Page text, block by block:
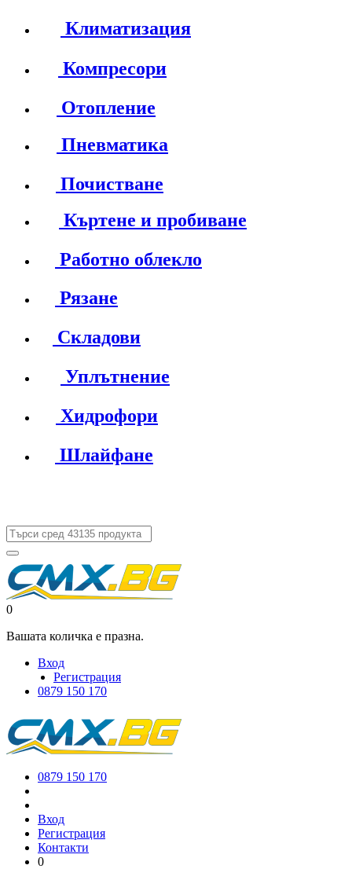
Климатизация
Компресори
Отопление
Пневматика
Почистване
Къртене и пробиване
Работно облекло
Рязане
Складови
Уплътнение
Хидрофори
Шлайфане
0
Вашата количка е празна.
Вход
Регистрация
0879 150 170
0879 150 170
Вход
Регистрация
Контакти
0